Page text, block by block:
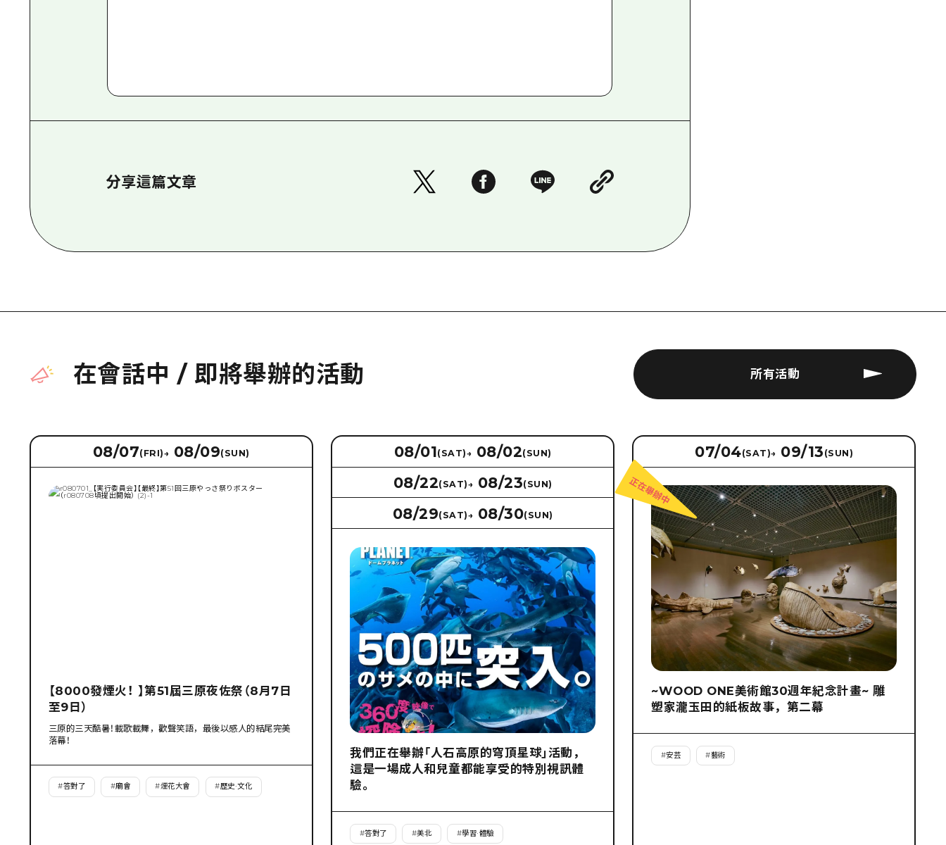
分享這篇文章
在會話中 / 即將舉辦的活動 所有活動
08/07(FRI)→ 08/09(SUN)
【8000發煙火！ 】第51屆三原夜佐祭（8月7日
至9日）
三原的三天酷暑！載歌載舞，歡聲笑語，最後以感人的結尾完美
落幕！
#答對了 #廟會 #煙花大會 #歷史·文化
08/01(SAT)→ 08/02(SUN)
08/22(SAT)→ 08/23(SUN)
08/29(SAT)→ 08/30(SUN)
我們正在舉辦「人石高原的穹頂星球」活動，
這是一場成人和兒童都能享受的特別視訊體
驗。
#答對了 #美北 #學習·體驗
07/04(SAT)→ 09/13 (SUN)
~WOOD ONE美術館30週年紀念計畫~ 雕
塑家瀧玉田的紙板故事，第二幕
#安芸 #藝術